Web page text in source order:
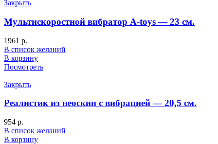
Закрыть
Мультискоростной вибратор A-toys — 23 см.
1961 р.
В список желаний
В корзину
Посмотреть
Закрыть
Реалистик из неоскин с вибрацией — 20,5 см.
954 р.
В список желаний
В корзину